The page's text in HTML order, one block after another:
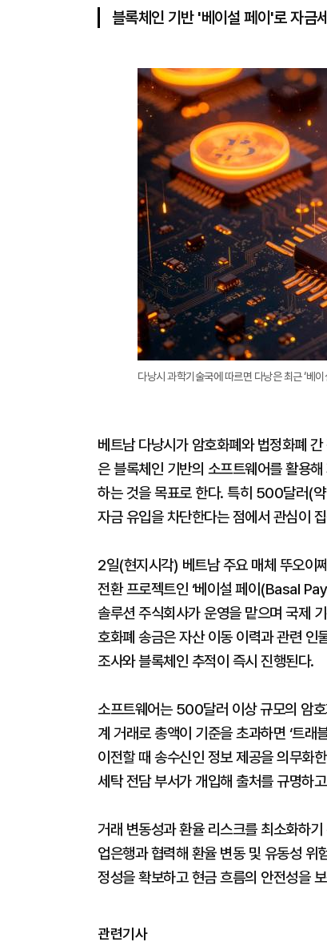
블록체인 기반 '베이설 페이'로 자금
다낭시 과학기술국에 따르면 다낭은 최근 ‘베
베트남 다낭시가 암호화폐와 법정화폐
은 블록체인 기반의 소프트웨어를 활용
하는 것을 목표로 한다. 특히 500달러(
자금 유입을 차단한다는 점에서 관심이
2일(현지시각) 베트남 주요 매체 뚜오이
전환 프로젝트인 ‘베이설 페이(Basal
솔루션 주식회사가 운영을 맡으며 국제
호화폐 송금은 자산 이동 이력과 관련 인
조사와 블록체인 추적이 즉시 진행된다.
소프트웨어는 500달러 이상 규모의 암
계 거래로 총액이 기준을 초과하면 ‘트
이전할 때 송수신인 정보 제공을 의무화
세탁 전담 부서가 개입해 출처를 규명하
거래 변동성과 환율 리스크를 최소화하
업은행과 협력해 환율 변동 및 유동성 위
정성을 확보하고 현금 흐름의 안전성을
관련기사